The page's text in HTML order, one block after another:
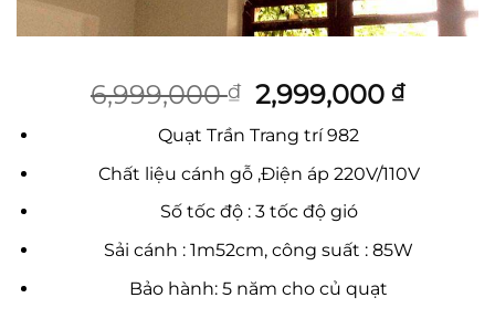
6,999,000₫ Giá
gốc
là:
6,999,000 ₫.
2,999,000₫Giá
là:
Quạt Trần Trang trí 982
Chất liệu cánh gỗ ,Điện áp 220V/110V
Số tốc độ : 3 tốc độ gió
Sải cánh : 1m52cm, công suất : 85W
Bảo hành: 5 năm cho củ quạt